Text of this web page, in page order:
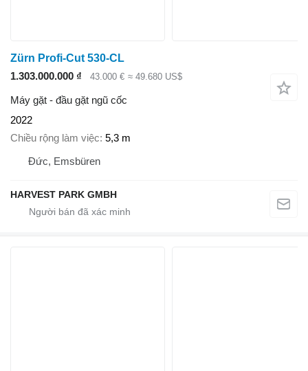
Zürn Profi-Cut 530-CL
1.303.000.000 ₫
43.000 € ≈ 49.680 US$
Máy gặt - đầu gặt ngũ cốc
2022
Chiều rộng làm việc 5,3 m
Đức, Emsbüren
HARVEST PARK GMBH